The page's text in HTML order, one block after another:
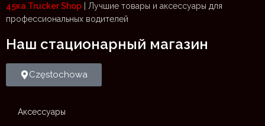
45ка Trucker Shop | Лучшие товары и аксессуары для
профессиональных водителей
Наш стационарный магазин​
Częstochowa
Аксессуары